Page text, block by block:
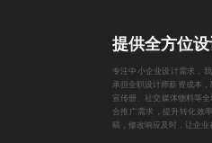
提供全方位
专注中小企业设计需求，
承担全职设计师薪资成本
宣传册、社交媒体物料等
合推广需求，提升转化效
稿，修改响应及时，让企业